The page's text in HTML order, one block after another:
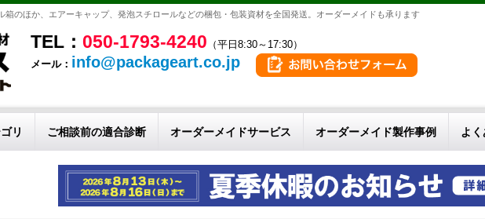
のほか、エアーキャップ、発泡スチロールなどの梱包・包装資材を全国発送。オーダーメイドも承ります
TEL： 050-1793-4240 （平日8:30～17:30）
メール： info@packageart.co.jp
リ ご相談前の適合診断 オーダーメイドサービス オーダーメイド製作事例 よ